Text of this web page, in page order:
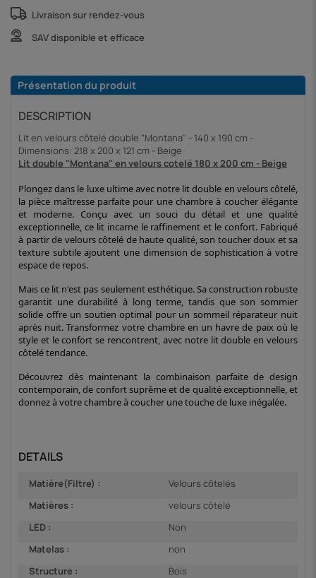
Livraison sur rendez-vous
SAV disponible et efficace
Présentation du produit
DESCRIPTION
Lit en velours côtelé double "Montana" - 140 x 190 cm -
Dimensions: 218 x 200 x 121 cm - Beige
Lit double "Montana" en velours cotelé 180 x 200 cm - Beige
Plongez dans le luxe ultime avec notre lit double en velours côtelé,
la pièce maîtresse parfaite pour une chambre à coucher élégante
et moderne. Conçu avec un souci du détail et une qualité
exceptionnelle, ce lit incarne le raffinement et le confort. Fabriqué
à partir de velours côtelé de haute qualité, son toucher doux et sa
texture subtile ajoutent une dimension de sophistication à votre
espace de repos.
Mais ce lit n'est pas seulement esthétique. Sa construction robuste
garantit une durabilité à long terme, tandis que son sommier
solide offre un soutien optimal pour un sommeil réparateur nuit
après nuit. Transformez votre chambre en un havre de paix où le
style et le confort se rencontrent, avec notre lit double en velours
côtelé tendance.
Découvrez dès maintenant la combinaison parfaite de design
contemporain, de confort suprême et de qualité exceptionnelle, et
donnez à votre chambre à coucher une touche de luxe inégalée.
DETAILS
Matière(Filtre) :
Velours côtelés
Matières :
velours côtelé
LED :
Non
Matelas :
non
Structure :
Bois